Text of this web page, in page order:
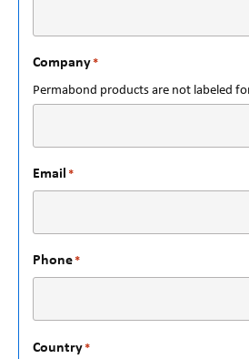
Company*
Permabond products are not labeled
Email *
Phone*
Country*